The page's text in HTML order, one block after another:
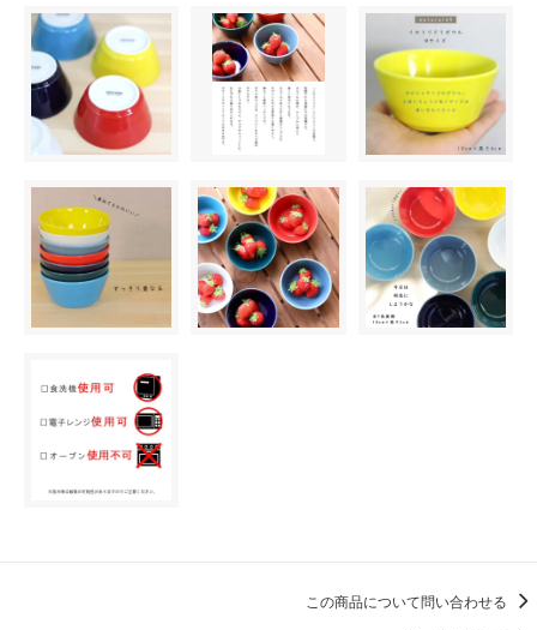
この商品について問い合わせる